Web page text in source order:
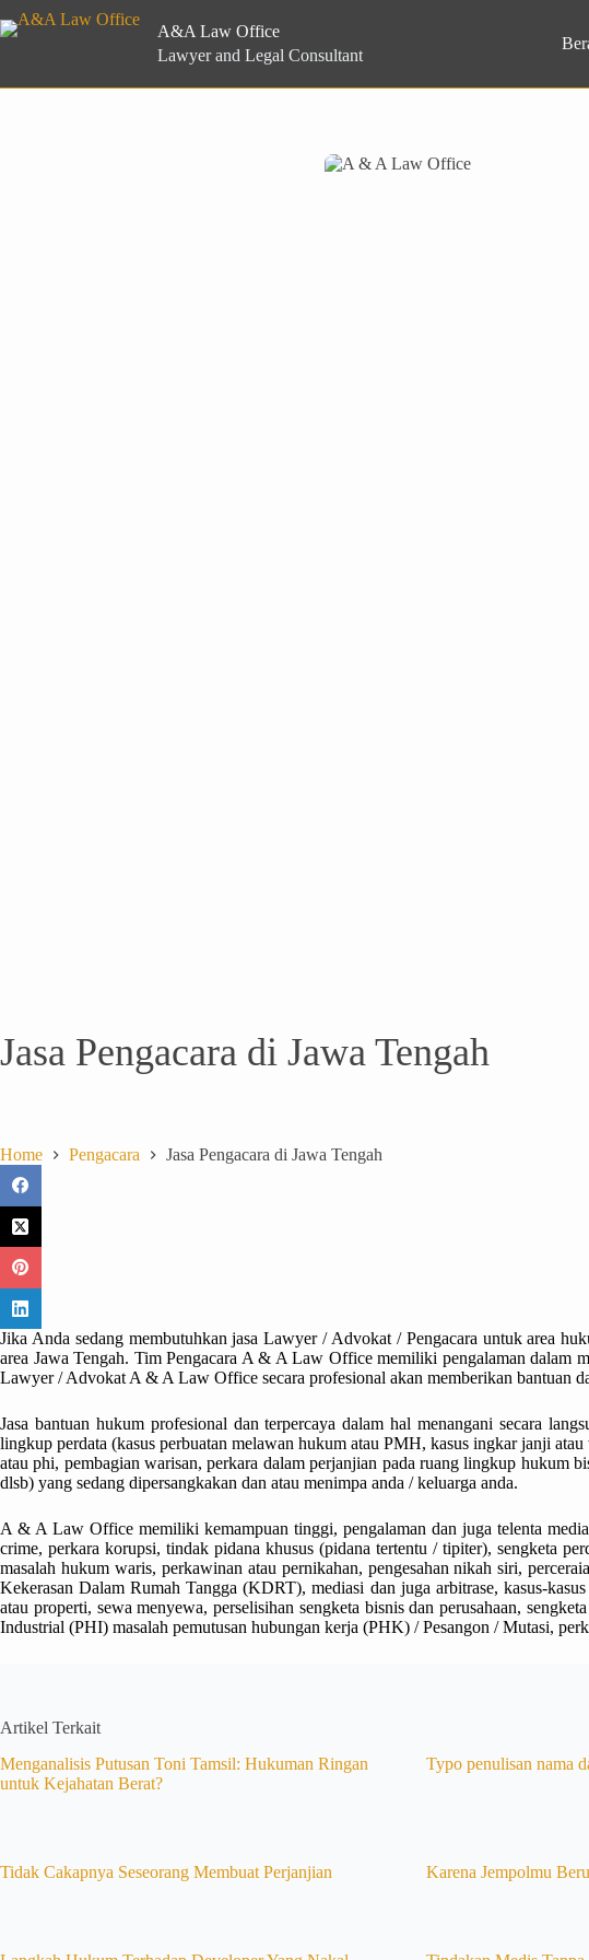
to
A&A Law Office
Lawyer and Legal Consultant
Jasa Pengacara di Jawa Tengah
Home Pengacara Jasa Pengacara di Jawa Tengah
Jika Anda sedang membutuhkan jasa Lawyer / Advokat / Pengacara untuk area
area Jawa Tengah. Tim Pengacara A & A Law Office memiliki pengalaman dalam
Lawyer / Advokat A & A Law Office secara profesional akan memberikan bantuan
Jasa bantuan hukum profesional dan terpercaya dalam hal menangani secara
lingkup perdata (kasus perbuatan melawan hukum atau PMH, kasus ingkar janji
atau phi, pembagian warisan, perkara dalam perjanjian pada ruang lingkup hukum
dlsb) yang sedang dipersangkakan dan atau menimpa anda / keluarga anda.
A & A Law Office memiliki kemampuan tinggi, pengalaman dan juga telenta
crime, perkara korupsi, tindak pidana khusus (pidana tertentu / tipiter), sengketa
masalah hukum waris, perkawinan atau pernikahan, pengesahan nikah siri,
Kekerasan Dalam Rumah Tangga (KDRT), mediasi dan juga arbitrase, kasus-
atau properti, sewa menyewa, perselisihan sengketa bisnis dan perusahaan,
Industrial (PHI) masalah pemutusan hubungan kerja (PHK) / Pesangon / Mutasi,
Artikel Terkait
Menganalisis Putusan Toni Tamsil: Hukuman Ringan
untuk Kejahatan Berat?
Typo penulisan nama
Tidak Cakapnya Seseorang Membuat Perjanjian Karena Jempolmu